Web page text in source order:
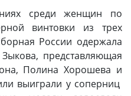
среди женщин по
винтовки из трех
России одержала
представляющая
Полина Хорошева и
выиграли у соперниц